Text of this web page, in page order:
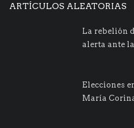
ARTÍCULOS ALEATORIAS
La rebelión
alerta ante
​Elecciones
María